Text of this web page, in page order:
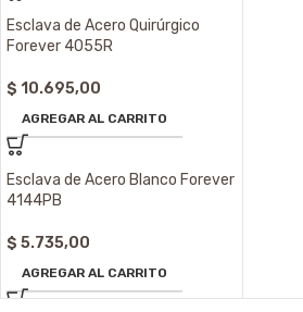
Esclava de Acero Quirúrgico
Forever 4055R
$ 10.695,00
AGREGAR AL CARRITO
Esclava de Acero Blanco Forever
4144PB
$ 5.735,00
AGREGAR AL CARRITO